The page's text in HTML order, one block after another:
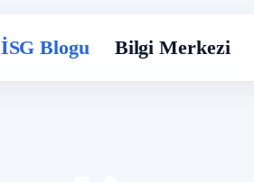
İSG Blogu Bilgi Merkezi